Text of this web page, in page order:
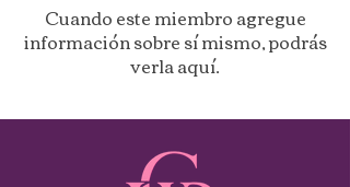
Cuando este miembro agregue
información sobre sí mismo, podrás
verla aquí.